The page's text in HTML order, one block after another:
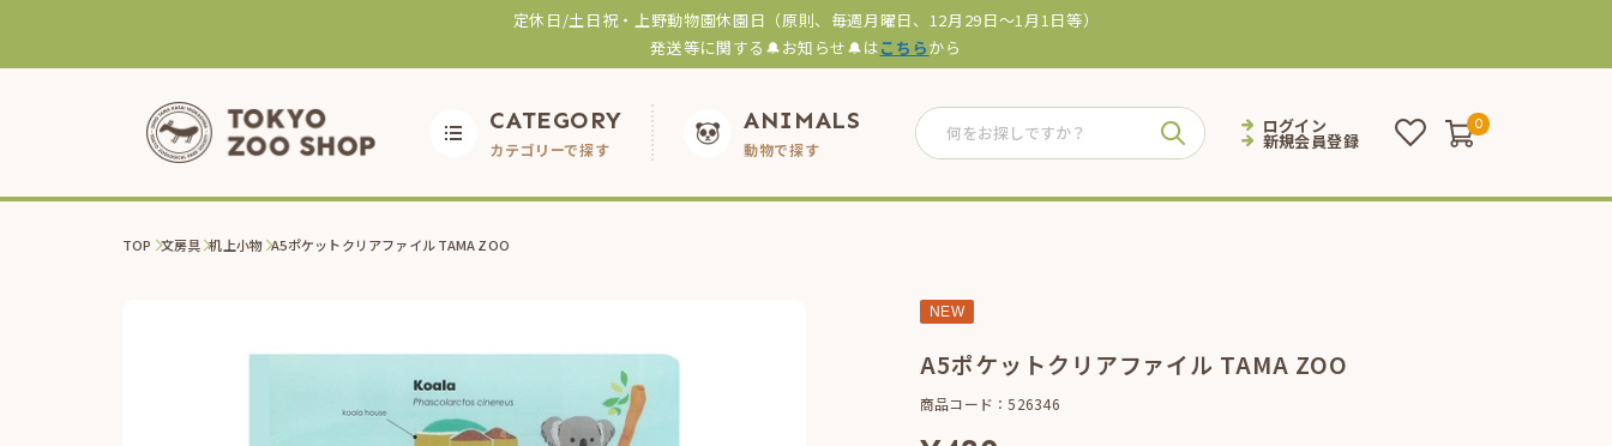
定休日/土日祝・上野動物園休園日（原則、毎週月曜日、12月29日～1月1日等）
発送等に関する🔔お知らせ🔔はこちらから
CATEGORY
カテゴリーで探す
ANIMALS
動物で探す
ログイン
新規会員登録
0
TOP 文房具 机上小物 A5ポケットクリアファイル TAMA ZOO
NEW
A5ポケットクリアファイル TAMA ZOO
商品コード：526346